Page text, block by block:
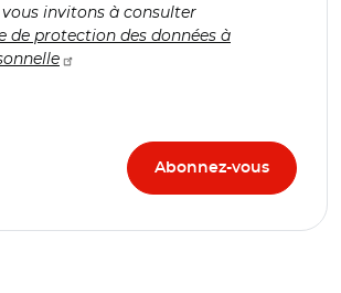
invitons à consulter
de protection des données à